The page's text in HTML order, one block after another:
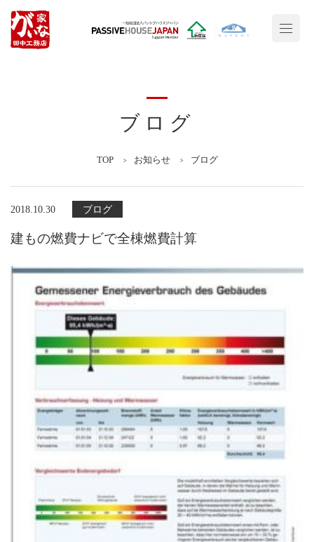
ブログ
TOP お知らせ ブログ
2018.10.30 ブログ
建もの燃費ナビで全棟燃費計算